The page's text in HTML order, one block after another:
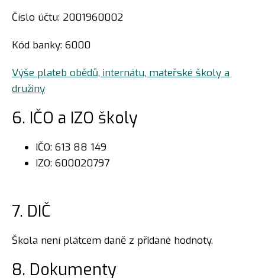
Číslo účtu: 2001960002
Kód banky: 6000
Výše plateb obědů, internátu, mateřské školy a
družiny
6. IČO a IZO školy
IČO: 613 88 149
IZO: 600020797
7. DIČ
Škola není plátcem daně z přidané hodnoty.
8. Dokumenty